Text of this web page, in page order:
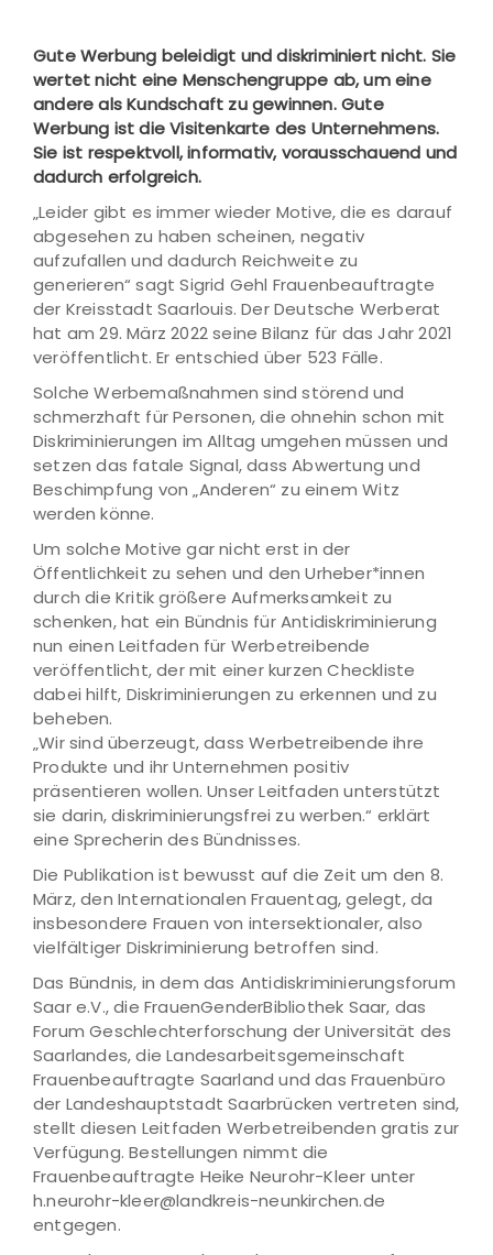
Gute Werbung beleidigt und diskriminiert nicht. Sie
wertet nicht eine Menschengruppe ab, um eine
andere als Kundschaft zu gewinnen. Gute
Werbung ist die Visitenkarte des Unternehmens.
Sie ist respektvoll, informativ, vorausschauend und
dadurch erfolgreich.
„Leider gibt es immer wieder Motive, die es darauf
abgesehen zu haben scheinen, negativ
aufzufallen und dadurch Reichweite zu
generieren“ sagt Sigrid Gehl Frauenbeauftragte
der Kreisstadt Saarlouis. Der Deutsche Werberat
hat am 29. März 2022 seine Bilanz für das Jahr 2021
veröffentlicht. Er entschied über 523 Fälle.
Solche Werbemaßnahmen sind störend und
schmerzhaft für Personen, die ohnehin schon mit
Diskriminierungen im Alltag umgehen müssen und
setzen das fatale Signal, dass Abwertung und
Beschimpfung von „Anderen“ zu einem Witz
werden könne.
Um solche Motive gar nicht erst in der
Öffentlichkeit zu sehen und den Urheber*innen
durch die Kritik größere Aufmerksamkeit zu
schenken, hat ein Bündnis für Antidiskriminierung
nun einen Leitfaden für Werbetreibende
veröffentlicht, der mit einer kurzen Checkliste
dabei hilft, Diskriminierungen zu erkennen und zu
beheben.
„Wir sind überzeugt, dass Werbetreibende ihre
Produkte und ihr Unternehmen positiv
präsentieren wollen. Unser Leitfaden unterstützt
sie darin, diskriminierungsfrei zu werben.“ erklärt
eine Sprecherin des Bündnisses.
Die Publikation ist bewusst auf die Zeit um den 8.
März, den Internationalen Frauentag, gelegt, da
insbesondere Frauen von intersektionaler, also
vielfältiger Diskriminierung betroffen sind.
Das Bündnis, in dem das Antidiskriminierungsforum
Saar e.V., die FrauenGenderBibliothek Saar, das
Forum Geschlechterforschung der Universität des
Saarlandes, die Landesarbeitsgemeinschaft
Frauenbeauftragte Saarland und das Frauenbüro
der Landeshauptstadt Saarbrücken vertreten sind,
stellt diesen Leitfaden Werbetreibenden gratis zur
Verfügung. Bestellungen nimmt die
Frauenbeauftragte Heike Neurohr-Kleer unter
h.neurohr-kleer@landkreis-neunkirchen.de
entgegen.